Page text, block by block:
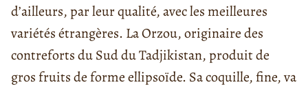
d’ailleurs, par leur qualité, avec les meilleures
variétés étrangères. La Orzou, originaire des
contreforts du Sud du Tadjikistan, produit de
gros fruits de forme ellipsoïde. Sa coquille, fine, va